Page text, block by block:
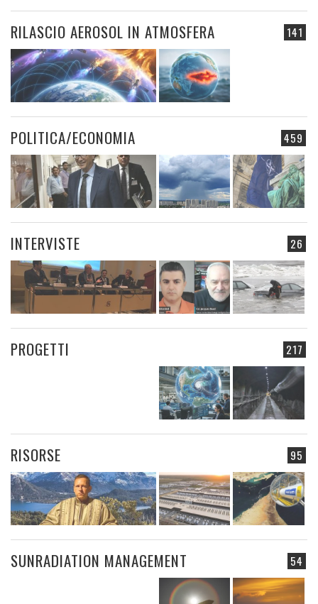
141
RILASCIO AEROSOL IN ATMOSFERA
459
POLITICA/ECONOMIA
26
INTERVISTE
217
PROGETTI
95
RISORSE
54
SUNRADIATION MANAGEMENT